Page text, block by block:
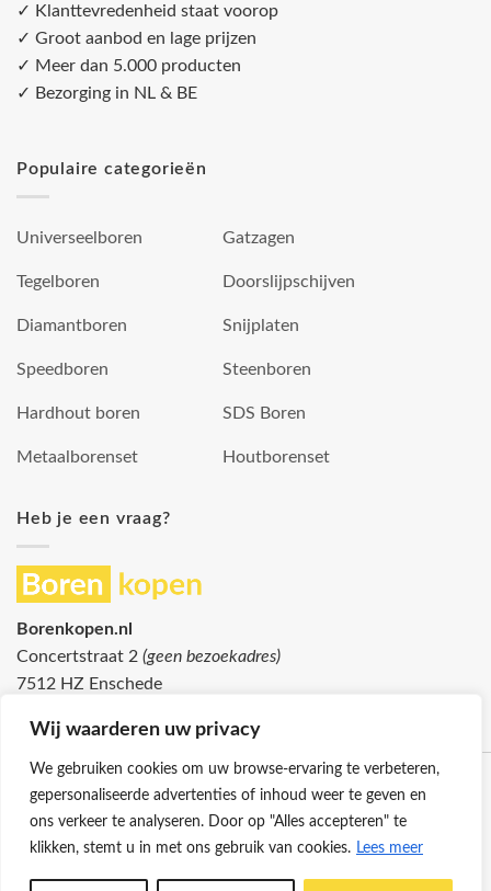
Wij waarderen uw privacy
We gebruiken cookies om uw browse-ervaring te verbeteren,
gepersonaliseerde advertenties of inhoud weer te geven en
ons verkeer te analyseren. Door op "Alles accepteren" te
klikken, stemt u in met ons gebruik van cookies. Lees meer
✓ Klanttevredenheid staat voorop
✓ Groot aanbod en lage prijzen
✓ Meer dan 5.000 producten
✓ Bezorging in NL & BE
Populaire categorieën
Universeelboren
Tegelboren
Diamantboren
Speedboren
Hardhout boren
Metaalborenset
Gatzagen
Doorslijpschijven
Snijplaten
Steenboren
SDS Boren
Houtborenset
Heb je een vraag?
Borenkopen.nl
Concertstraat 2 (geen bezoekadres)
7512 HZ Enschede